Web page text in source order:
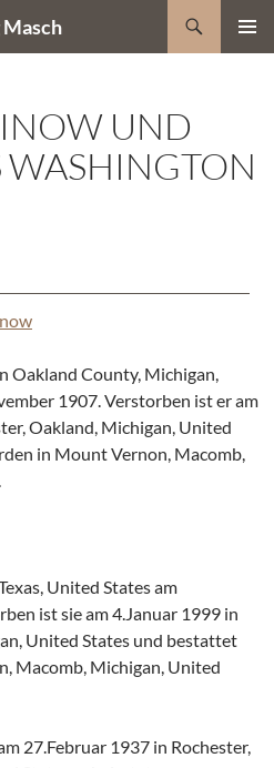
UND
WASHINGTON
Oakland County, Michigan,
1907. Verstorben ist er am
Oakland, Michigan, United
in Mount Vernon, Macomb,
United States am
ist sie am 4.Januar 1999 in
United States und bestattet
Macomb, Michigan, United
27.Februar 1937 in Rochester,